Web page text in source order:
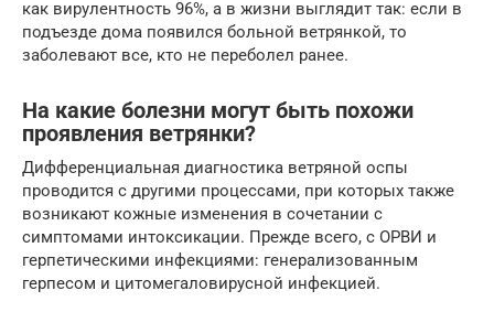
как вирулентность 96%, а в жизни выглядит так: если в
подъезде дома появился больной ветрянкой, то
заболевают все, кто не переболел ранее.
На какие болезни могут быть похожи
проявления ветрянки?
Дифференциальная диагностика ветряной оспы
проводится с другими процессами, при которых также
возникают кожные изменения в сочетании с
симптомами интоксикации. Прежде всего, с ОРВИ и
герпетическими инфекциями: генерализованным
герпесом и цитомегаловирусной инфекцией.